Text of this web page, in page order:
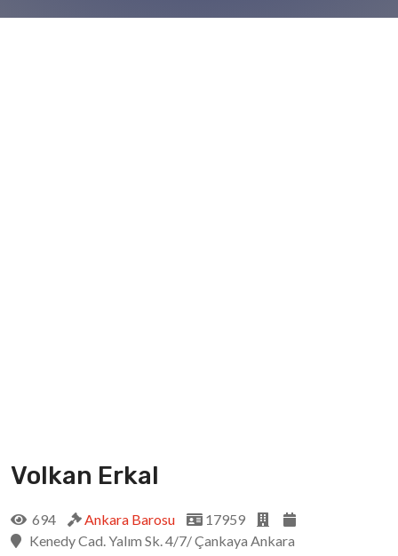
Volkan Erkal
694 Ankara Barosu
17959
Kenedy Cad. Yalım Sk. 4/7/ Çankaya Ankara